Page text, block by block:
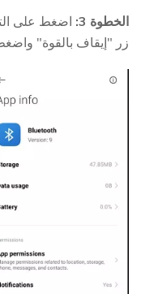
الخطوة 3:
اضغط على
زر "إيقاف بالقوة"